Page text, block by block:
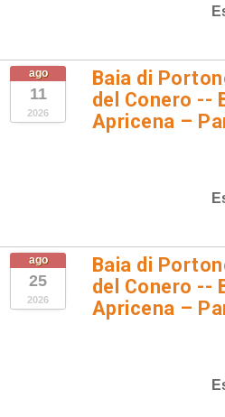
ago
11
2026
Baia di
del Conero --
Apricena –
ago
25
2026
Baia di
del Conero --
Apricena –